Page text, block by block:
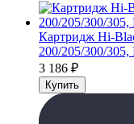
Картридж Hi-
200/205/300/305,
3 186 ₽